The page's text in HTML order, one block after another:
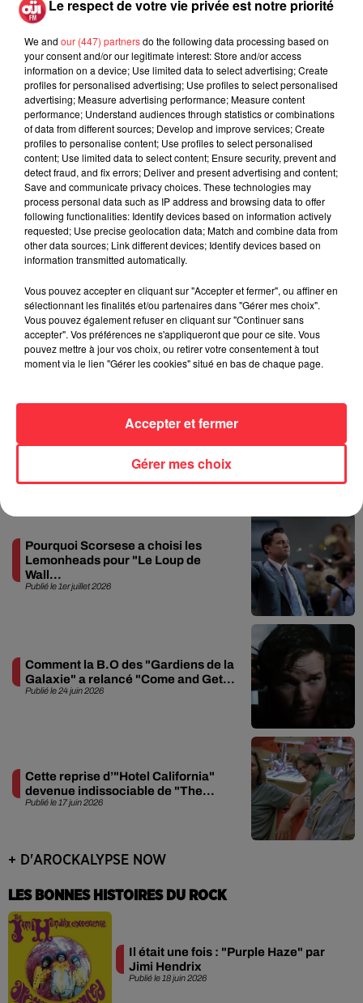
ACTU
ROCK NEWS INVITÉS OÜI FM
Publié le 6 août 2026
La version réécrite de « Beautiful
Day » interprétée lors des...
Weezer prépare la sortie de son
nouvel album en dévoilant une...
Queens of the Stone Age lance une
+ D'ACTU
Publié le 1er juillet 2026
Pourquoi Scorsese a choisi les
Lemonheads pour "Le Loup de
Wall...
Publié le 24 juin 2026
Comment la B.O des "Gardiens de la
Galaxie" a relancé "Come and Get...
Publié le 17 juin 2026
Cette reprise d’"Hotel California"
devenue indissociable de "The...
+ D'AROCKALYPSE NOW
LES BONNES HISTOIRES DU ROCK
Publié le 18 juin 2026
Il était une fois : "Purple Haze" par
Jimi Hendrix
Le respect de votre vie privée est notre priorité
We and our (447) partnersdo the following data processing based on
your consent and/or our legitimate interest: Store and/or access
information on a device; Use limited data to select advertising; Create
profiles for personalised advertising; Use profiles to select personalised
advertising; Measure advertising performance; Measure content
performance; Understand audiences through statistics or combinations
of data from different sources; Develop and improve services; Create
profiles to personalise content; Use profiles to select personalised
content; Use limited data to select content; Ensure security, prevent and
detect fraud, and fix errors; Deliver and present advertising and content;
Save and communicate privacy choices. These technologies may
process personal data such as IP address and browsing data to offer
following functionalities: Identify devices based on information actively
requested; Use precise geolocation data; Match and combine data from
other data sources; Link different devices; Identify devices based on
information transmitted automatically.
Vous pouvez accepter en cliquant sur "Accepter et fermer", ou affiner en
sélectionnant les finalités et/ou partenaires dans "Gérer mes choix".
Vous pouvez également refuser en cliquant sur "Continuer sans
accepter". Vos préférences ne s'appliqueront que pour ce site. Vous
pouvez mettre à jour vos choix, ou retirer votre consentement à tout
moment via le lien "Gérer les cookies" situé en bas de chaque page.
Gérer mes choix
Accepter et fermer